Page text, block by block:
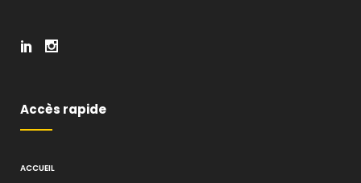
Accès rapide
ACCUEIL